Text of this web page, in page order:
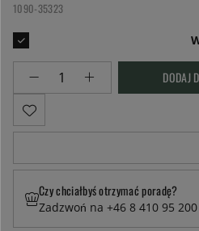
1090-35323
DODAJ
Czy chciałbyś otrzymać poradę?
Zadzwoń na +46 8 410 95 200